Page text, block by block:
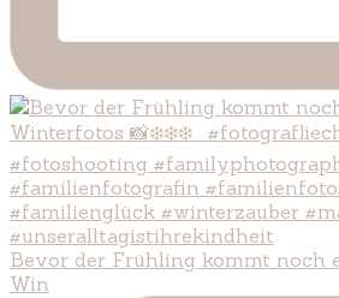
Bevor der Frühling kommt noch
Win